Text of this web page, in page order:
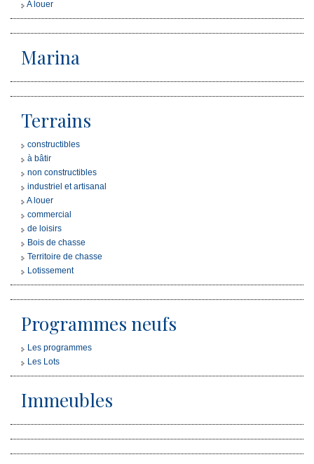
Nous Rejoindre
A louer
Marina
Terrains
constructibles
à bâtir
non constructibles
industriel et artisanal
A louer
commercial
de loisirs
Bois de chasse
Territoire de chasse
Lotissement
Programmes neufs
Les programmes
Les Lots
Immeubles